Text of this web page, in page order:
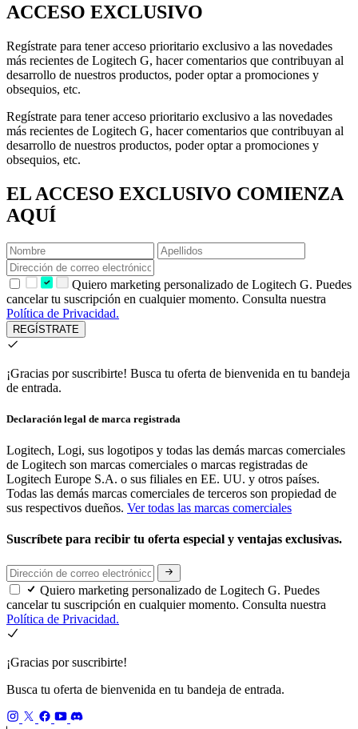
ACCESO EXCLUSIVO
Regístrate para tener acceso prioritario exclusivo a las novedades
más recientes de Logitech G, hacer comentarios que contribuyan al
desarrollo de nuestros productos, poder optar a promociones y
obsequios, etc.
Regístrate para tener acceso prioritario exclusivo a las novedades
más recientes de Logitech G, hacer comentarios que contribuyan al
desarrollo de nuestros productos, poder optar a promociones y
obsequios, etc.
EL ACCESO EXCLUSIVO COMIENZA
AQUÍ
Quiero marketing personalizado de Logitech G. Puedes
cancelar tu suscripción en cualquier momento. Consulta nuestra
Política de Privacidad.
REGÍSTRATE
¡Gracias por suscribirte! Busca tu oferta de bienvenida en tu bandeja
de entrada.
Declaración legal de marca registrada
Logitech, Logi, sus logotipos y todas las demás marcas comerciales
de Logitech son marcas comerciales o marcas registradas de
Logitech Europe S.A. o sus filiales en EE. UU. y otros países.
Todas las demás marcas comerciales de terceros son propiedad de
sus respectivos dueños. Ver todas las marcas comerciales
Suscríbete para recibir tu oferta especial y ventajas exclusivas.
Quiero marketing personalizado de Logitech G. Puedes
cancelar tu suscripción en cualquier momento. Consulta nuestra
Política de Privacidad.
¡Gracias por suscribirte!
Busca tu oferta de bienvenida en tu bandeja de entrada.